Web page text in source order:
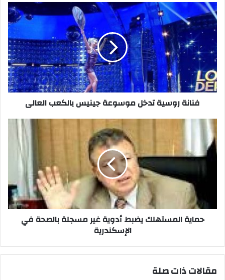
فنانة
روسية
تدخل
موسوعة
جينيس
بالكعب
العالى
فنانة روسية تدخل موسوعة جينيس بالكعب العالى
حماية
المستهلك
يضبط
أدوية
مسجلة
الإسكندرية
حماية المستهلك يضبط أدوية غير مسجلة بالصحة في
الإسكندرية
مقالات ذات صلة